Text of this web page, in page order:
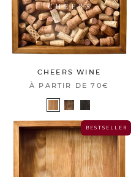
CHEERS WINE
À PARTIR DE70€
B E S T S E L L E R